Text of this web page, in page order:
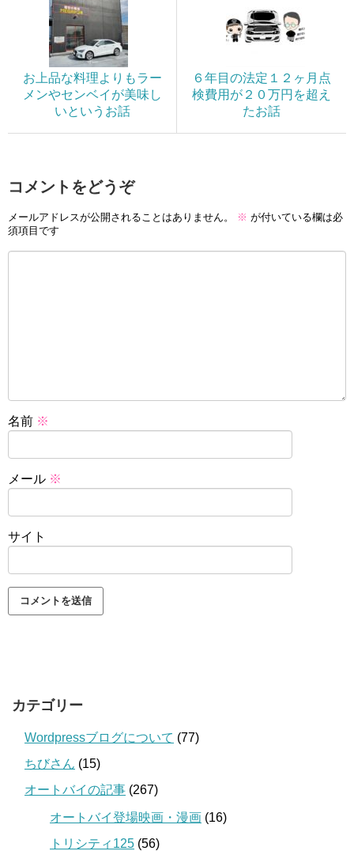
お上品な料理よりもラー
メンやセンベイが美味し
いというお話
６年目の法定１２ヶ月点
検費用が２０万円を超え
たお話
コメントをどうぞ
メールアドレスが公開されることはありません。 ※ が付いている欄は必
須項目です
名前 ※
メール ※
サイト
カテゴリー
Wordpressブログについて (77)
ちびさん (15)
オートバイの記事 (267)
オートバイ登場映画・漫画 (16)
トリシティ125 (56)